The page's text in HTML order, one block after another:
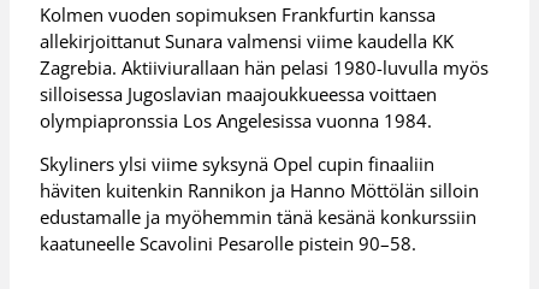
Kolmen vuoden sopimuksen Frankfurtin kanssa
allekirjoittanut Sunara valmensi viime kaudella KK
Zagrebia. Aktiiviurallaan hän pelasi 1980-luvulla myös
silloisessa Jugoslavian maajoukkueessa voittaen
olympiapronssia Los Angelesissa vuonna 1984.
Skyliners ylsi viime syksynä Opel cupin finaaliin
häviten kuitenkin Rannikon ja Hanno Möttölän silloin
edustamalle ja myöhemmin tänä kesänä konkurssiin
kaatuneelle Scavolini Pesarolle pistein 90–58.